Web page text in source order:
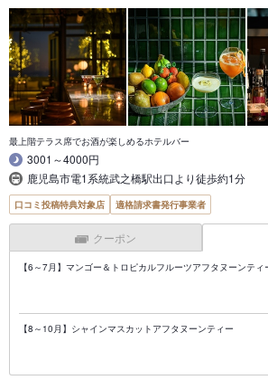
最上階テラス席でお酒が楽しめるホテルバー
3001～4000円
鹿児島市電1系統武之橋駅出口より徒歩約1分
口コミ投稿特典対象店 適格請求書発行事業者
クーポン
【6～7月】マンゴー＆トロピカルフルーツアフタヌーンティ
【8～10月】シャインマスカットアフタヌーンティー